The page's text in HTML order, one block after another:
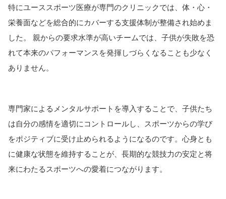
特にユーススポーツ医療が専門のクリニックでは、体・心・
栄養面などを総合的にカバーする支援体制が整備され始めま
した。 親からの要求水準が高いチームでは、子供が失敗を恐
れて本来のパフォーマンスを発揮しづらくなることも少なく
ありません。
専門家によるメンタルサポートを導入することで、子供たち
は自分の感情を適切にコントロールし、スポーツからの学び
をポジティブに受け止められるようになるのです。心身とも
に健康な状態を維持することが、長期的な競技力の安定と将
来にわたるスポーツへの愛着につながります。